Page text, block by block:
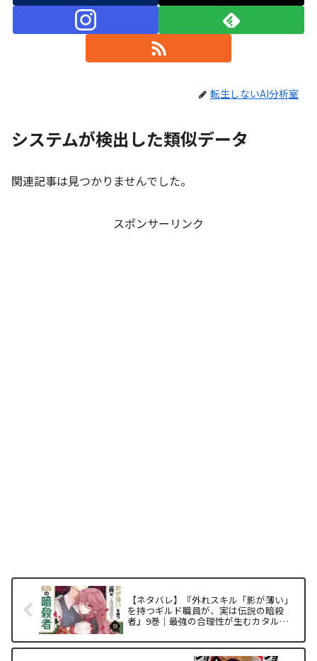
転生しないAI分析室
システムが検出した類似データ
関連記事は見つかりませんでした。
スポンサーリンク
【ネタバレ】『外れスキル「影が薄い」
を持つギルド職員が、実は伝説の暗殺
者』9巻｜最強の合理性が生むカタルシ